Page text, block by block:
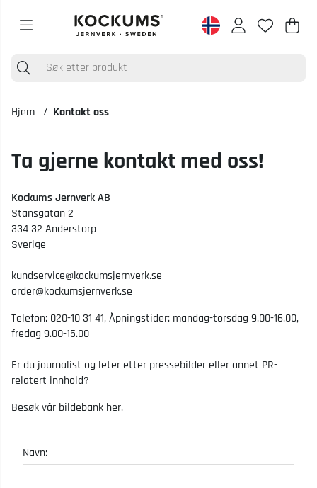
.
Hjem Kontakt oss
Ta gjerne kontakt med oss!
Kockums Jernverk AB
Stansgatan 2
334 32 Anderstorp
Sverige
kundservice@kockumsjernverk.se
order@kockumsjernverk.se
Telefon: 020-10 31 41, Åpningstider: mandag-torsdag 9.00-16.00,
fredag 9.00-15.00
Er du journalist og leter etter pressebilder eller annet PR-
relatert innhold?
Besøk vår bildebank her.
Navn: